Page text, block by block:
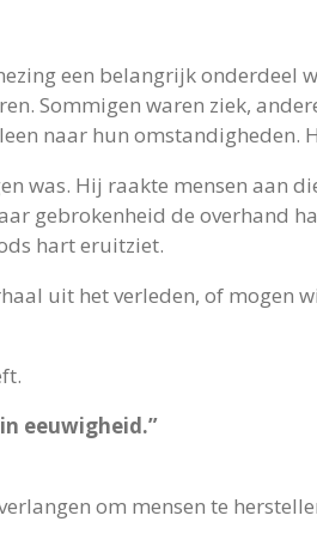
een belangrijk onderdeel
Sommigen waren ziek,
naar hun omstandigheden.
was. Hij raakte mensen aan
gebrokenheid de overhand
hart eruitziet.
uit het verleden, of mogen
eeuwigheid.”
om mensen te